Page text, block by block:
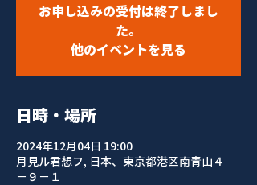
お申し込みの受付は終了しまし
た。
他のイベントを見る
日時・場所
2024年12月04日 19:00
月見ル君想フ, 日本、東京都港区南青山４
−９−１